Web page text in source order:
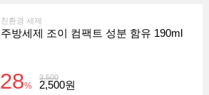
친환경 세제
주방세제 조이 컴팩트 성분 함유 190ml
3,500
28% 2,500원